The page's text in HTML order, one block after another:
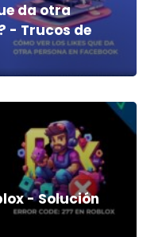
da otra
- Trucos de
- Solución